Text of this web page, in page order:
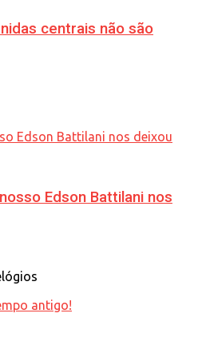
centrais não são
Edson Battilani nos